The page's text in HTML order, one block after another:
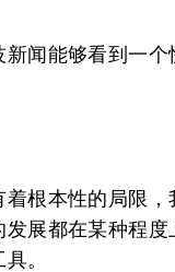
闻能够看到一个
根本性的局限
展都在某种程
。